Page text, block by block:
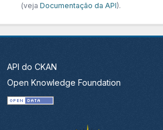
(veja Documentação da API).
API do CKAN
Open Knowledge Foundation